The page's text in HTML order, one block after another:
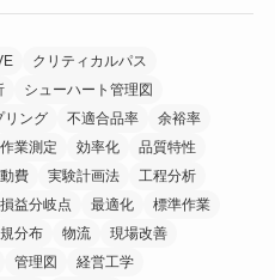
クリティカルパス
シューハート管理図
リング 不適合品率
余裕率
作業測定 効率化
品質特性
費 実験計画法
工程分析
損益分岐点 最適化
標準作業
分布 物流
現場改善
管理図
経営工学